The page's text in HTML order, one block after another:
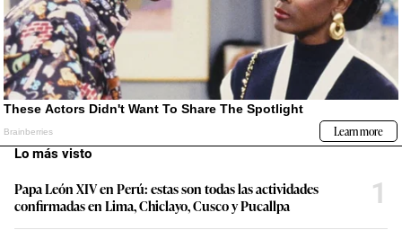
Lo más visto
Papa León XIV en Perú: estas son todas las actividades
confirmadas en Lima, Chiclayo, Cusco y Pucallpa
1